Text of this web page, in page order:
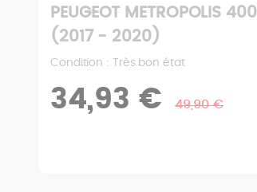
PEUGEOT METROPOLIS 400
(2017 - 2020)
Condition : Très bon état
34,93 € 49,90 €